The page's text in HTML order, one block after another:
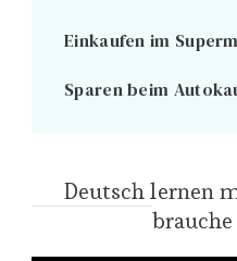
Einkaufen im
Sparen beim
Deutsch lernen